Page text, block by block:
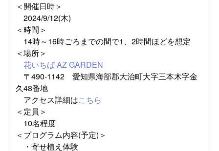
＜開催日時＞
2024/9/12(木)
＜時間＞
14時～16時ごろまでの間で1、2時間ほどを想定
＜場所＞
花いちば AZ GARDEN
〒490-1142 愛知県海部郡大治町大字三本木字金
久48番地
アクセス詳細はこちら
＜定員＞
10名程度
＜プログラム内容(予定)＞
・寄せ植え体験